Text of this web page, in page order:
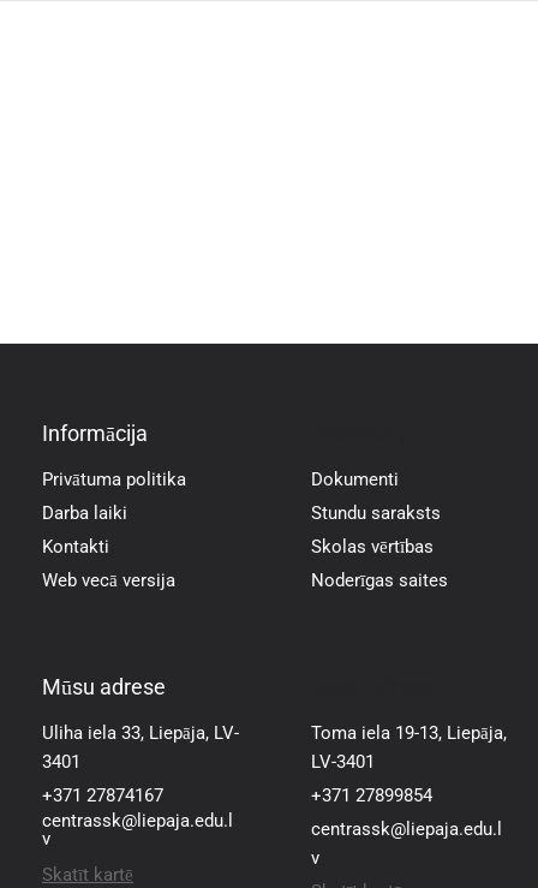
Informācija
Privātuma politika
Darba laiki
Kontakti
Web vecā versija
Dokumenti
Stundu saraksts
Skolas vērtības
Noderīgas saites
Mūsu adrese
Uliha iela 33, Liepāja, LV-
3401
+371 27874167
centrassk@liepaja.edu.l
v
Skatīt kartē
Toma iela 19-13, Liepāja,
LV-3401
+371 27899854
centrassk@liepaja.edu.l
v